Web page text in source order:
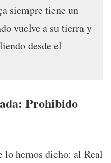
siempre tiene un
vuelve a su tierra y
desde el
Prohibido
lo hemos dicho: al Real